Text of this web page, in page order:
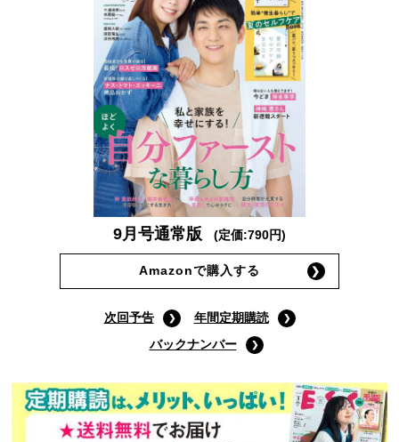
9月号通常版 (定価:790円)
Amazonで購入する
次回予告
年間定期購読
バックナンバー